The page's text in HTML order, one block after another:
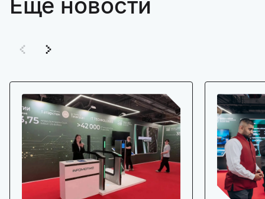
Ещё новости